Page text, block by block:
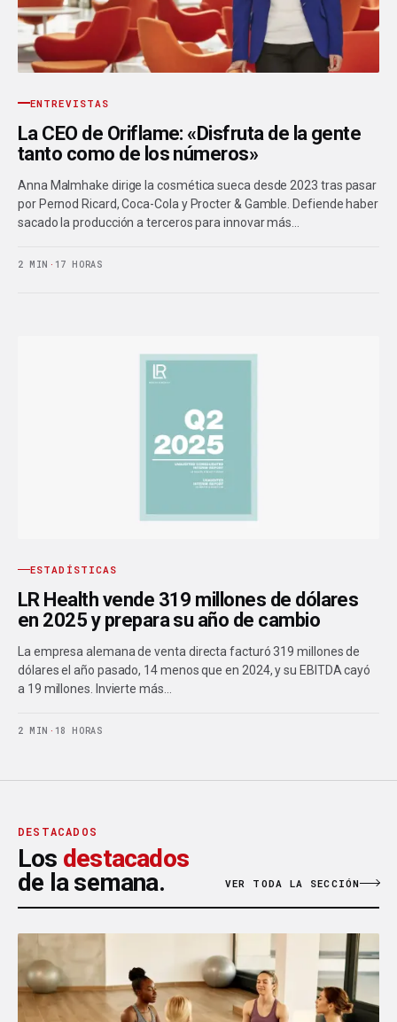
ENTREVISTAS
La CEO de Oriflame: «Disfruta de la gente
tanto como de los números»
Anna Malmhake dirige la cosmética sueca desde 2023 tras pasar
por Pernod Ricard, Coca-Cola y Procter & Gamble. Defiende haber
sacado la producción a terceros para innovar más…
2 MIN · 17 HORAS
ESTADÍSTICAS
LR Health vende 319 millones de dólares
en 2025 y prepara su año de cambio
La empresa alemana de venta directa facturó 319 millones de
dólares el año pasado, 14 menos que en 2024, y su EBITDA cayó
a 19 millones. Invierte más…
2 MIN · 18 HORAS
DESTACADOS
Los destacados
de la semana.
VER TODA LA SECCIÓN